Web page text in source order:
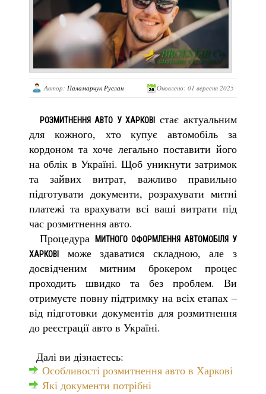
Автор: Паламарчук Руслан Оновлено: 01 вересня 2025
РОЗМИТНЕННЯ АВТО У ХАРКОВІстає актуальним
для кожного, хто купує автомобіль за
кордоном та хоче легально поставити його
на облік в Україні. Щоб уникнути затримок
та зайвих витрат, важливо правильно
підготувати документи, розрахувати митні
платежі та врахувати всі ваші витрати під
час розмитнення авто.
Процедура
МИТНОГО ОФОРМЛЕННЯ АВТОМОБІЛЯ У
ХАРКОВІ
може здаватися складною, але з
досвідченим митним брокером процес
проходить швидко та без проблем. Ви
отримуєте повну підтримку на всіх етапах –
від підготовки документів для розмитнення
до реєстрації авто в Україні.
Далі ви дізнаєтесь:
Особливості розмитнення авто в Харкові
Які документи потрібні